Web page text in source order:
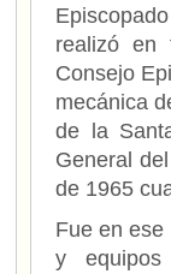
realizó en
Consejo
mecánica
de la
General
de 1965
Fue en
y equipos